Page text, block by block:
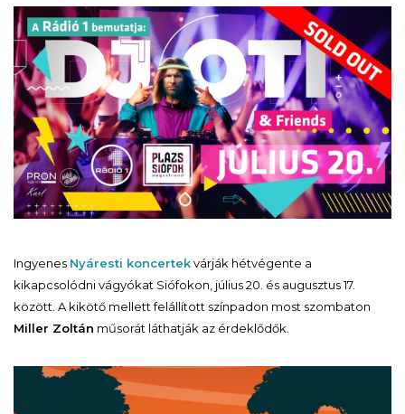
Ingyenes Nyáresti koncertekvárják hétvégente a
kikapcsolódni vágyókat Siófokon, július 20. és augusztus 17.
között. A kikötő mellett felállított színpadon most szombaton
Miller Zoltán műsorát láthatják az érdeklődők.